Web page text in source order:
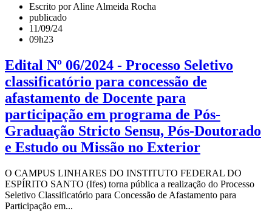
Escrito por Aline Almeida Rocha
publicado
11/09/24
09h23
Edital Nº 06/2024 - Processo Seletivo
classificatório para concessão de
afastamento de Docente para
participação em programa de Pós-
Graduação Stricto Sensu, Pós-Doutorado
e Estudo ou Missão no Exterior
O CAMPUS LINHARES DO INSTITUTO FEDERAL DO
ESPÍRITO SANTO (Ifes) torna pública a realização do Processo
Seletivo Classificatório para Concessão de Afastamento para
Participação em...